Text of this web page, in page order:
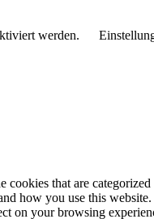
werden.
that are categorized
how you use this
on your browsing